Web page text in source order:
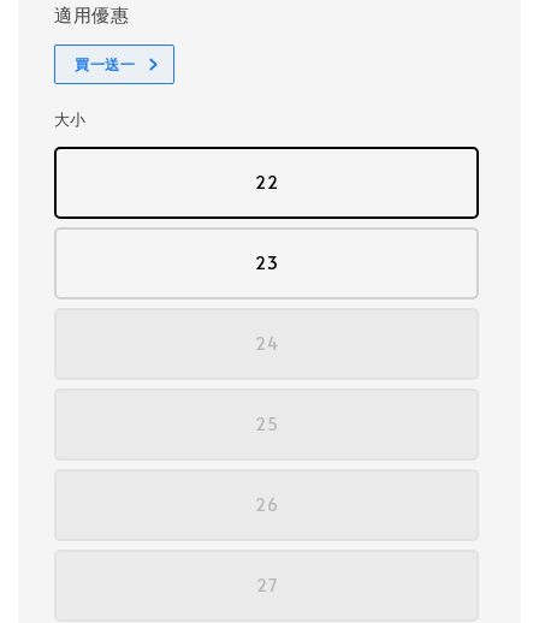
適用優惠
買一送一
大小
22
23
24
25
26
27